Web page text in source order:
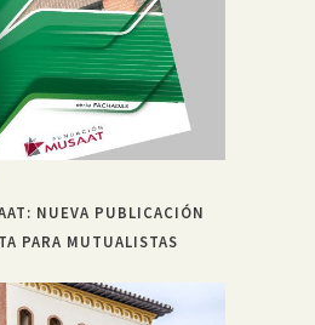
NUEVA PUBLICACIÓN
PARA MUTUALISTAS